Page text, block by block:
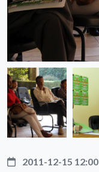
2011-12-15 12:00